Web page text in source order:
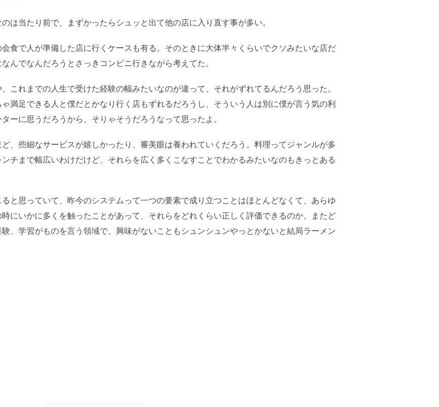
は当たり前で、まずかったらシュッと出て他の店に入り直す事が多い。
食で人が準備した店に行くケースも有る。そのときに大体半々くらいでクソみたいな店だ
んでなんだろうとさっきコンビニ行きながら考えてた。
これまでの人生で受けた経験の幅みたいなのが違って、それがずれてるんだろう思った。
満足できる人と僕だとかなり行く店もずれるだろうし、そういう人は別に僕が言う気の利
ーに思うだろうから、そりゃそうだろうなって思ったよ。
、些細なサービスが嬉しかったり、審美眼は養われていくだろう。料理ってジャンルが多
チまで幅広いわけだけど、それらを広く多くこなすことでわかるみたいなのもきっとある
と思っていて、昨今のシステムって一つの要素で成り立つことはほとんどなくて、あらゆ
にいかに多くを触ったことがあって、それらをどれくらい正しく評価できるのか、またど
、学習がものを言う領域で、興味がないこともシュンシュンやっとかないと結局ラーメン